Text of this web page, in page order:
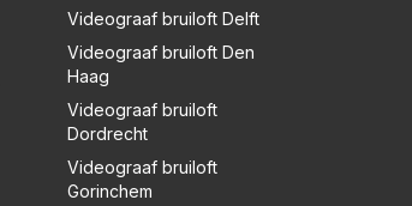
Videograaf bruiloft Delft
Videograaf bruiloft Den
Haag
Videograaf bruiloft
Dordrecht
Videograaf bruiloft
Gorinchem